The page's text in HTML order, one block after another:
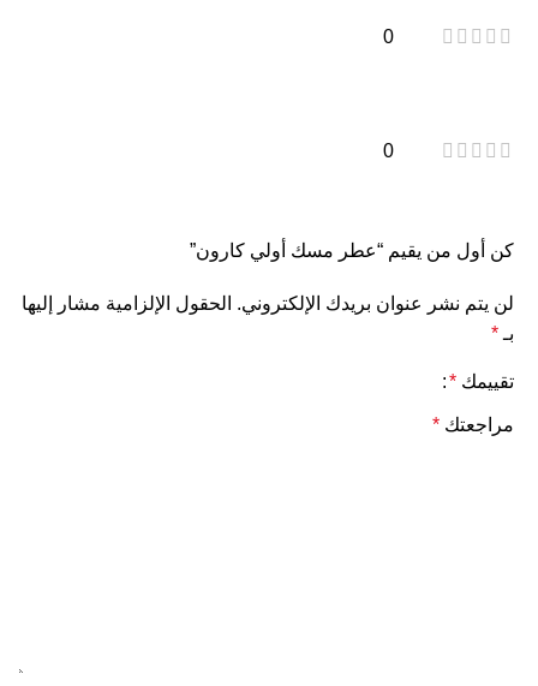
0
0
كن أول من يقيم “عطر مسك أولي كارون”
لن يتم نشر عنوان بريدك الإلكتروني. الحقول الإلزامية مشار إليها
بـ*
تقييمك *
مراجعتك *